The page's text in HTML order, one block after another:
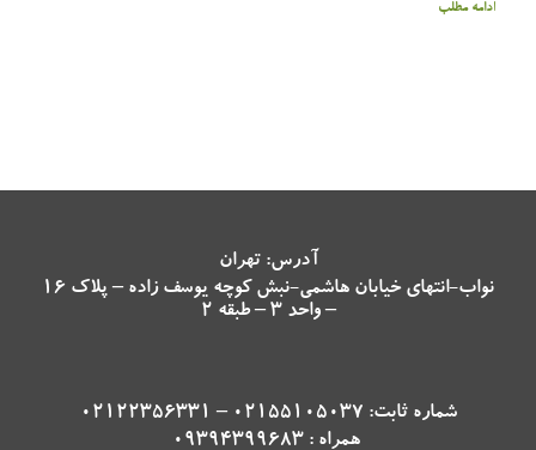
ادامه مطلب
آدرس: تهران
نواب-انتهای خیابان هاشمی-نبش کوچه یوسف زاده – پلاک 16
– واحد 3 – طبقه 2
شماره ثابت: 02155105037 – 02122356331
همراه : 09394399683